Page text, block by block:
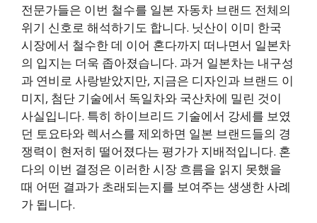
전문가들은 이번 철수를 일본 자동차 브랜드 전체의
위기 신호로 해석하기도 합니다. 닛산이 이미 한국
시장에서 철수한 데 이어 혼다까지 떠나면서 일본차
의 입지는 더욱 좁아졌습니다. 과거 일본차는 내구성
과 연비로 사랑받았지만, 지금은 디자인과 브랜드 이
미지, 첨단 기술에서 독일차와 국산차에 밀린 것이
사실입니다. 특히 하이브리드 기술에서 강세를 보였
던 토요타와 렉서스를 제외하면 일본 브랜드들의 경
쟁력이 현저히 떨어졌다는 평가가 지배적입니다. 혼
다의 이번 결정은 이러한 시장 흐름을 읽지 못했을
때 어떤 결과가 초래되는지를 보여주는 생생한 사례
가 됩니다.